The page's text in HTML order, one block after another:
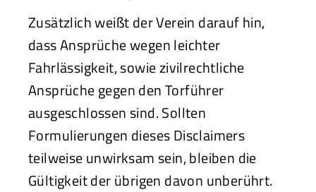
Zusätzlich weißt der Verein darauf hin,
dass Ansprüche wegen leichter
Fahrlässigkeit, sowie zivilrechtliche
Ansprüche gegen den Torführer
ausgeschlossen sind. Sollten
Formulierungen dieses Disclaimers
teilweise unwirksam sein, bleiben die
Gültigkeit der übrigen davon unberührt.